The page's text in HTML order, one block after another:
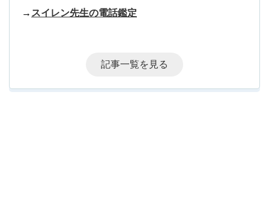
→ スイレン先生の電話鑑定
記事一覧を見る